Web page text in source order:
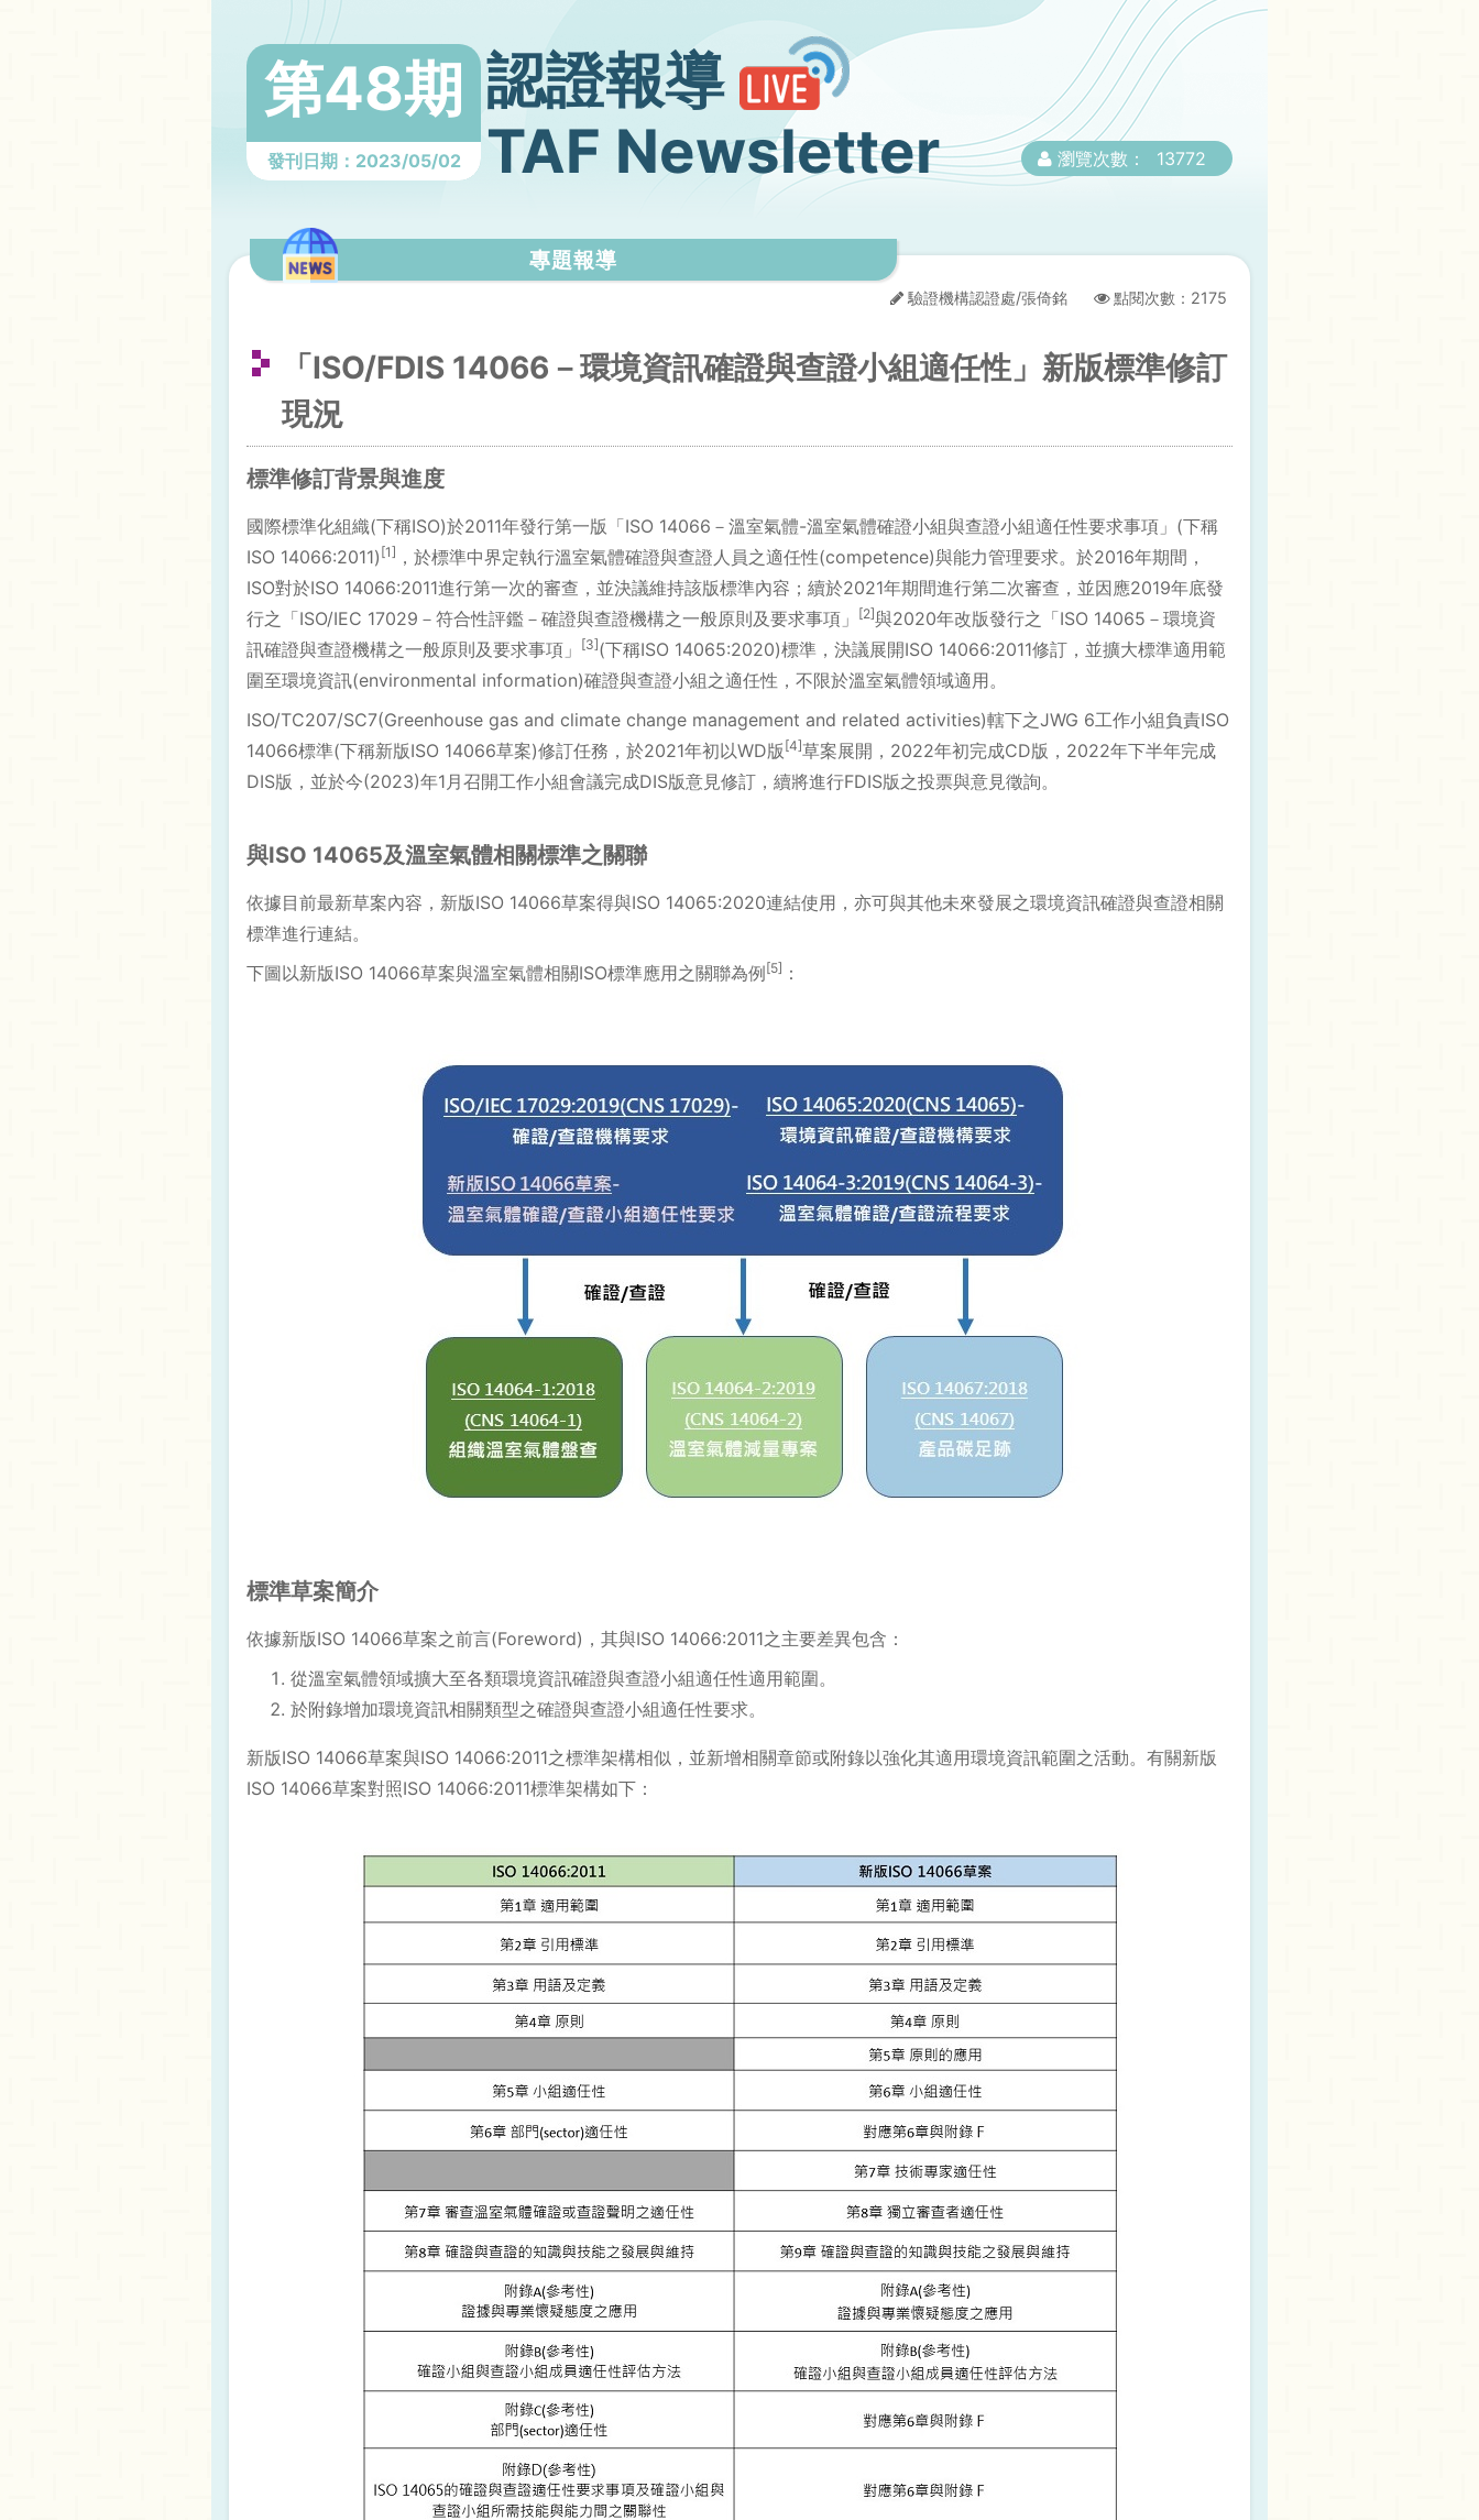
第48期
發刊日期：2023/05/02
認證報導
TAF Newsletter
瀏覽次數： 13772
驗證機構認證處/張倚銘 點閱次數： 2175
專題報導
「ISO/FDIS 14066－環境資訊確證與查證小組適任性」新版標準修訂
現況
標準修訂背景與進度
國際標準化組織(下稱ISO)於2011年發行第一版「ISO 14066－溫室氣體-溫室氣體確證小組與查證小組適任性要求事項」(下稱
ISO 14066:2011) [1] ，於標準中界定執行溫室氣體確證與查證人員之適任性(competence)與能力管理要求。於2016年期間，
ISO對於ISO 14066:2011進行第一次的審查，並決議維持該版標準內容；續於2021年期間進行第二次審查，並因應2019年底發
行之「ISO/IEC 17029－符合性評鑑－確證與查證機構之一般原則及要求事項」
[2]與2020年改版發行之「ISO 14065－環境資
訊確證與查證機構之一般原則及要求事項」
[3](下稱ISO 14065:2020)標準，決議展開ISO 14066:2011修訂，並擴大標準適用範
圍至環境資訊(environmental information)確證與查證小組之適任性，不限於溫室氣體領域適用。
ISO/TC207/SC7(Greenhouse gas and climate change management and related activities)轄下之JWG 6工作小組負責ISO
14066標準(下稱新版ISO 14066草案)修訂任務，於2021年初以WD版 [4]草案展開，2022年初完成CD版，2022年下半年完成
DIS版，並於今(2023)年1月召開工作小組會議完成DIS版意見修訂，續將進行FDIS版之投票與意見徵詢。
與ISO 14065及溫室氣體相關標準之關聯
依據目前最新草案內容，新版ISO 14066草案得與ISO 14065:2020連結使用，亦可與其他未來發展之環境資訊確證與查證相關
標準進行連結。
下圖以新版ISO 14066草案與溫室氣體相關ISO標準應用之關聯為例 [5] ：
標準草案簡介
依據新版ISO 14066草案之前言(Foreword)，其與ISO 14066:2011之主要差異包含：
從溫室氣體領域擴大至各類環境資訊確證與查證小組適任性適用範圍。
於附錄增加環境資訊相關類型之確證與查證小組適任性要求。
新版ISO 14066草案與ISO 14066:2011之標準架構相似，並新增相關章節或附錄以強化其適用環境資訊範圍之活動。有關新版
ISO 14066草案對照ISO 14066:2011標準架構如下：